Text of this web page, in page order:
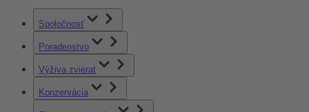
Spoločnosť
Poradenstvo
Výživa zvierat
Konzervácia